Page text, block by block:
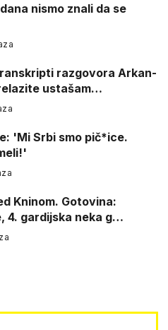
nismo znali da se
razgovora Arkan-
ustašam…
'Mi Srbi smo pič*ice.
4. gardijska neka g…